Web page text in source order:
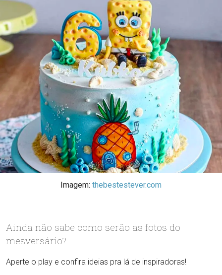
Imagem: thebestestever.com
Ainda não sabe como serão as fotos do
mesversário?
Aperte o play e confira ideias pra lá de inspiradoras!